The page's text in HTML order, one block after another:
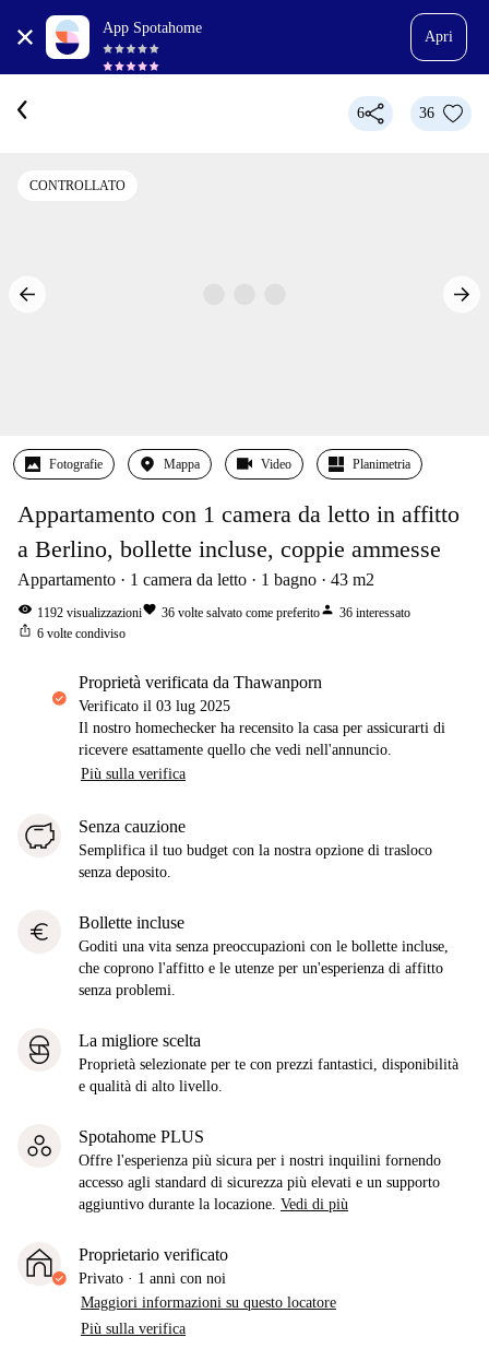
App Spotahome
Apri
6 36
CONTROLLATO
Fotografie Mappa Video Planimetria
Appartamento con 1 camera da letto in affitto
a Berlino, bollette incluse, coppie ammesse
Appartamento 1 camera da letto 1 bagno 43 m2
visibility 1192 visualizzazionifavorite 36 volte salvato come preferitoperson 36 interessato
ios_share 6 volte condiviso
proprietà verificata da Thawanporn
Verificato il 03 lug 2025
Il nostro homechecker ha recensito la casa per assicurarti di
ricevere esattamente quello che vedi nell'annuncio.
Più sulla verifica
Senza cauzione
Semplifica il tuo budget con la nostra opzione di trasloco
senza deposito.
euro Bollette incluse
Goditi una vita senza preoccupazioni con le bollette incluse,
che coprono l'affitto e le utenze per un'esperienza di affitto
senza problemi.
La migliore scelta
Proprietà selezionate per te con prezzi fantastici, disponibilità
e qualità di alto livello.
Spotahome PLUS
Offre l'esperienza più sicura per i nostri inquilini fornendo
accesso agli standard di sicurezza più elevati e un supporto
aggiuntivo durante la locazione. Vedi di più
Proprietario verificato
Privato · 1 anni con noi
Maggiori informazioni su questo locatore
Più sulla verifica